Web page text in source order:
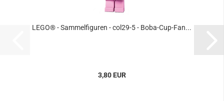
LEGO® - Sammelfiguren - col29-5 - Boba-Cup-Fan...
3,80 EUR